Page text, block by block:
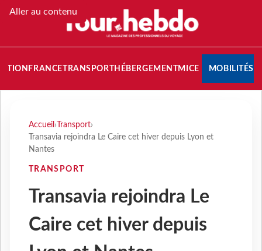
Aller au contenu
FRANCETRANSPORT HÉBERGEMENTMICE MOBILITÉS
Accueil › Transport›
Transavia rejoindra Le Caire cet hiver depuis Lyon et
Nantes
TRANSPORT
Transavia rejoindra Le
Caire cet hiver depuis